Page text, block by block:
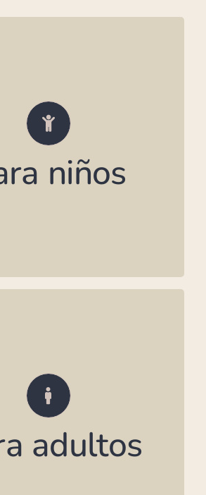
niños
correr, bailar y reír.
baile para niños con música,
actividades participativas
animación profesional o
talleres de baile
adultos
ambiente especial?
estilo, con suelo de parqué y
equipo de música
noches de baile, reuniones
o fiestas animadas